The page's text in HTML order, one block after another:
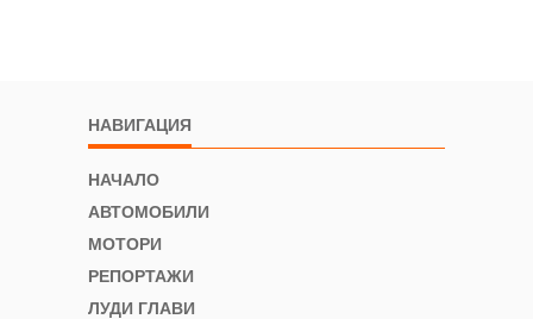
НАВИГАЦИЯ
НАЧАЛО
АВТОМОБИЛИ
МОТОРИ
РЕПОРТАЖИ
ЛУДИ ГЛАВИ